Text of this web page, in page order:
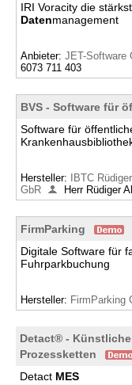
IRI Voracity die
Datenmanagement
Anbieter: JET-Software
6073 711 403
BVS - Software für
Software für
Hersteller:
IBTC
GbR
Herr Rüdiger
FirmParking
Digitale Software für
Fuhrparkbuchung
Hersteller: FirmParking
Detact® -
Prozessketten
Detact MES